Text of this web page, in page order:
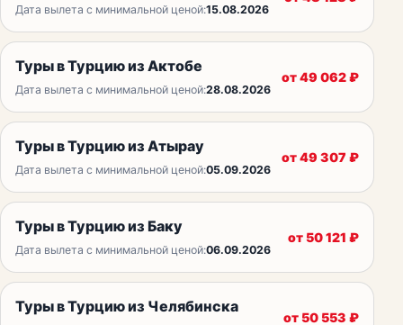
Дата вылета с минимальной ценой:15.08.2026
Туры в Турцию из Актобе
Дата вылета с минимальной ценой:28.08.2026
от49 062₽
Туры в Турцию из Атырау
Дата вылета с минимальной ценой:05.09.2026
от49 307 ₽
Туры в Турцию из Баку
Дата вылета с минимальной ценой:06.09.2026
от50 121 ₽
Туры в Турцию из Челябинска
от50 553 ₽